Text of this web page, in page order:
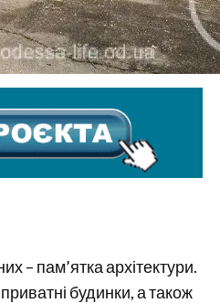
– пам’ятка архітектури.
будинки, а також